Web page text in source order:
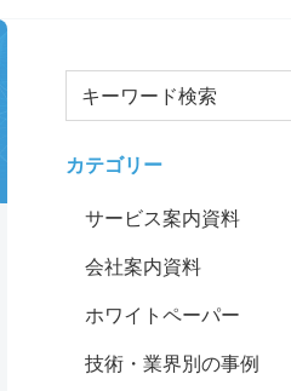
カテゴリー
サービス案内資料
会社案内資料
ホワイトペーパー
技術・業界別の事例